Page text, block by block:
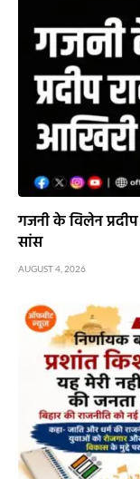
गजनी के विलेन
सांस
AUGUST 4, 2026